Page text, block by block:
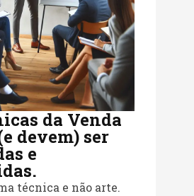
da Venda
devem) ser
e
técnica e não arte.